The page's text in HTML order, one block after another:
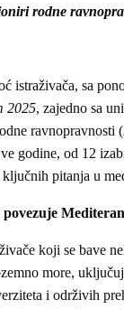
rodne
istraživača, sa
2025, zajedno sa
ravnopravnosti (
godine, od 12
pitanja u
Mediteran
koji se bave
more,
i održivih